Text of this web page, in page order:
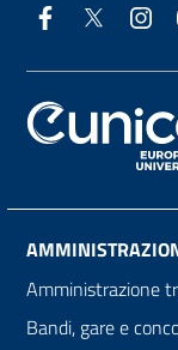
Amministrazione
Bandi, gare e